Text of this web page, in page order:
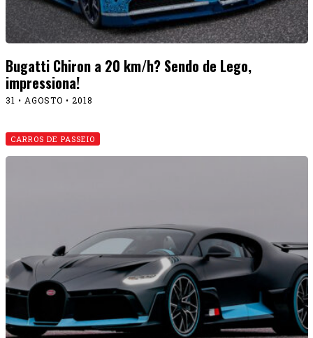
Bugatti Chiron a 20 km/h? Sendo de Lego,
impressiona!
31 • AGOSTO • 2018
CARROS DE PASSEIO